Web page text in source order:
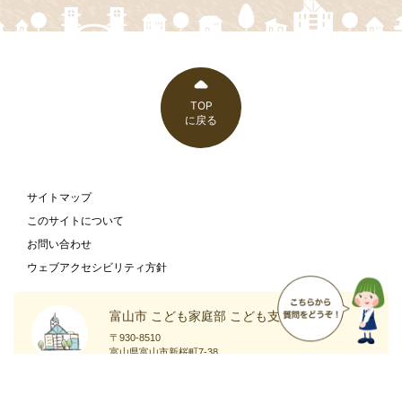
TOP
に戻る
サイトマップ
このサイトについて
お問い合わせ
ウェブアクセシビリティ方針
富山市 こども家庭部 こども支援課
〒930-8510
富山県富山市新桜町7-38